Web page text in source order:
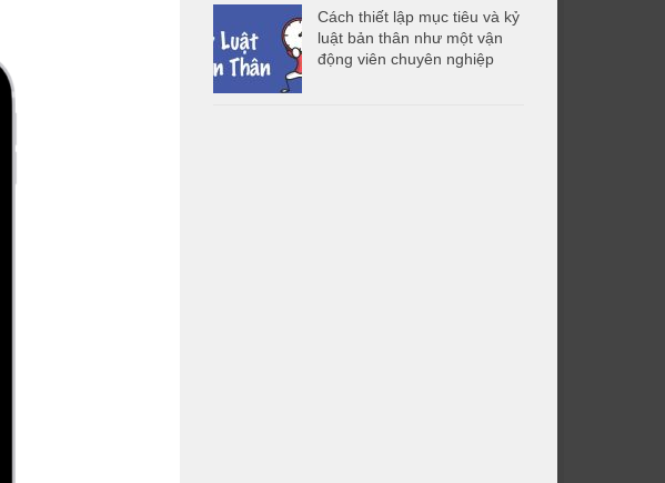
Cách thiết lập mục tiêu và kỷ
luật bản thân như một vận
động viên chuyên nghiệp